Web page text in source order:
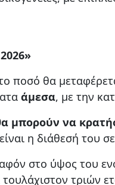
ποσό θα
άμεσα, με την
μπορούν να
η διάθεσή του
στο ύψος του
τριών